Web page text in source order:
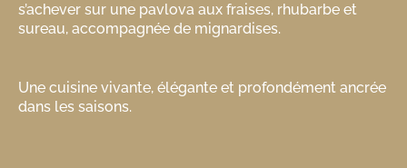
s’achever sur une pavlova aux fraises, rhubarbe et
sureau, accompagnée de mignardises.
Une cuisine vivante, élégante et profondément ancrée
dans les saisons.